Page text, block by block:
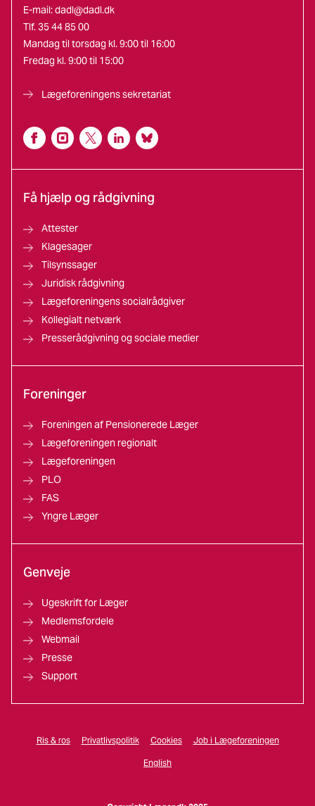
E-mail:dadl@dadl.dk
Tlf. 35 44 85 00
Mandag til torsdag kl. 9:00 til 16:00
Fredag kl. 9:00 til 15:00
Lægeforeningens sekretariat
Få hjælp og rådgivning
Attester
Klagesager
Tilsynssager
Juridisk rådgivning
Lægeforeningens socialrådgiver
Kollegialt netværk
Presserådgivning og sociale medier
Foreninger
Foreningen af Pensionerede Læger
Lægeforeningen regionalt
Lægeforeningen
PLO
FAS
Yngre Læger
Genveje
Ugeskrift for Læger
Medlemsfordele
Webmail
Presse
Support
Ris & ros Privatlivspolitik Cookies Job i Lægeforeningen
English